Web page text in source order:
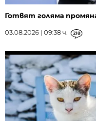
Готвят голяма
03.08.2026 | 09:38 ч. 218